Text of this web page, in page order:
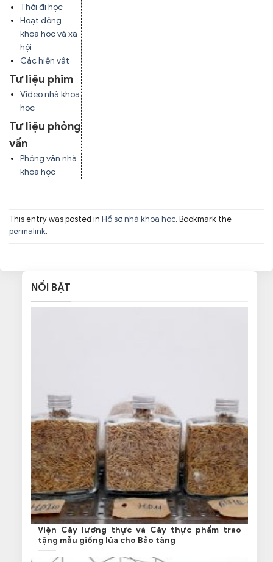
Thời đi học
Hoạt động
khoa học và xã
hội
Các hiện vật
Tư liệu phim
Video nhà khoa
học
Tư liệu phỏng
vấn
Phỏng vấn nhà
khoa học
This entry was posted in Hồ sơ nhà khoa học. Bookmark the
permalink.
NỔI BẬT
Viện Cây lương thực và Cây thực phẩm trao
tặng mẫu giống lúa cho Bảo tàng